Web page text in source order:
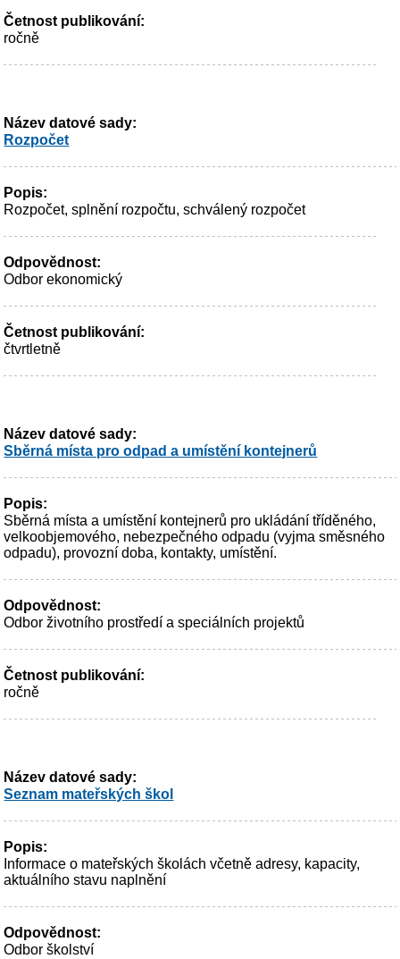
Četnost publikování:
ročně
Název datové sady:
Rozpočet
Popis:
Rozpočet, splnění rozpočtu, schválený rozpočet
Odpovědnost:
Odbor ekonomický
Četnost publikování:
čtvrtletně
Název datové sady:
Sběrná místa pro odpad a umístění kontejnerů
Popis:
Sběrná místa a umístění kontejnerů pro ukládání tříděného,
velkoobjemového, nebezpečného odpadu (vyjma směsného
odpadu), provozní doba, kontakty, umístění.
Odpovědnost:
Odbor životního prostředí a speciálních projektů
Četnost publikování:
ročně
Název datové sady:
Seznam mateřských škol
Popis:
Informace o mateřských školách včetně adresy, kapacity,
aktuálního stavu naplnění
Odpovědnost:
Odbor školství